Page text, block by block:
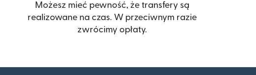
(otwiera się w nowym oknie)
Możesz mieć pewność, że transfery są
realizowane na czas. W przeciwnym razie
zwrócimy opłaty.